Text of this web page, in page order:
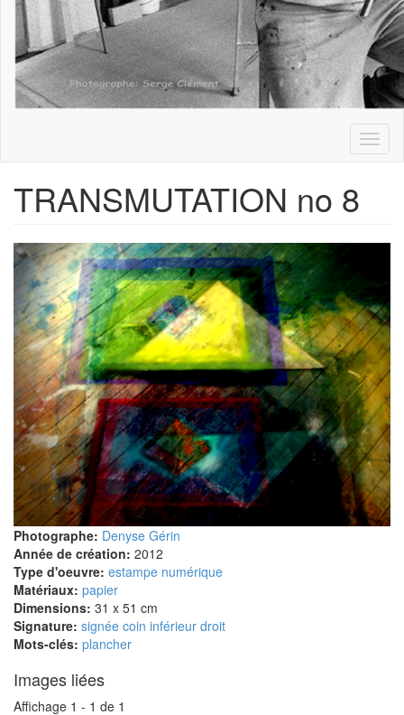
TRANSMUTATION no 8
Photographe: Denyse Gérin
Année de création: 2012
Type d'oeuvre: estampe numérique
Matériaux: papier
Dimensions: 31 x 51 cm
Signature: signée coin inférieur droit
Mots-clés: plancher
Images liées
Affichage 1 - 1 de 1